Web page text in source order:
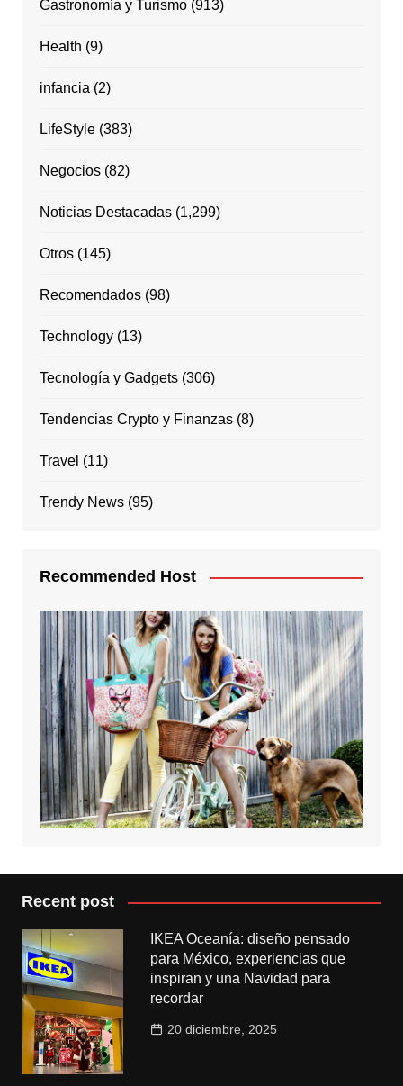
Gastronomía y Turismo(913)
Health (9)
infancia (2)
LifeStyle(383)
Negocios(82)
Noticias Destacadas(1,299)
Otros(145)
Recomendados(98)
Technology(13)
Tecnología y Gadgets(306)
Tendencias Crypto y Finanzas(8)
Travel (11)
Trendy News(95)
Recommended Host
Recent post
IKEA Oceanía: diseño pensado
para México, experiencias que
inspiran y una Navidad para
recordar
20 diciembre, 2025